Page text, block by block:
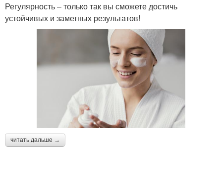
Регулярность – только так вы сможете достичь
устойчивых и заметных результатов!
читать дальше →